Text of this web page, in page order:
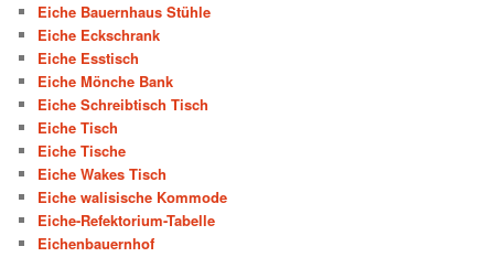
Eiche Bauernhaus Stühle
Eiche Eckschrank
Eiche Esstisch
Eiche Mönche Bank
Eiche Schreibtisch Tisch
Eiche Tisch
Eiche Tische
Eiche Wakes Tisch
Eiche walisische Kommode
Eiche-Refektorium-Tabelle
Eichenbauernhof